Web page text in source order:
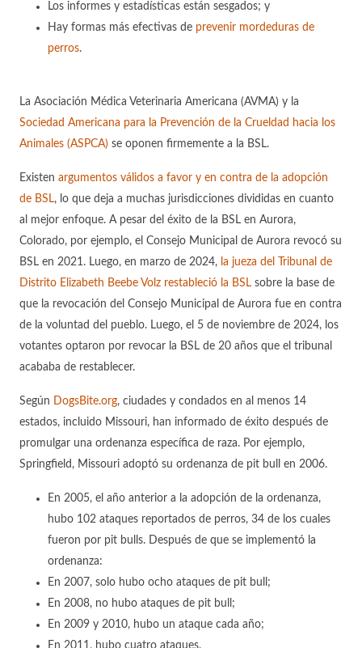
Los informes y estadísticas están sesgados; y
Hay formas más efectivas de prevenir mordeduras de
perros.
La Asociación Médica Veterinaria Americana (AVMA) y la
Sociedad Americana para la Prevención de la Crueldad hacia los
Animales (ASPCA) se oponen firmemente a la BSL.
Existen argumentos válidos a favor y en contra de la adopción
de BSL, lo que deja a muchas jurisdicciones divididas en cuanto
al mejor enfoque. A pesar del éxito de la BSL en Aurora,
Colorado, por ejemplo, el Consejo Municipal de Aurora revocó su
BSL en 2021. Luego, en marzo de 2024, la jueza del Tribunal de
Distrito Elizabeth Beebe Volz restableció la BSL sobre la base de
que la revocación del Consejo Municipal de Aurora fue en contra
de la voluntad del pueblo. Luego, el 5 de noviembre de 2024, los
votantes optaron por revocar la BSL de 20 años que el tribunal
acababa de restablecer.
Según DogsBite.org, ciudades y condados en al menos 14
estados, incluido Missouri, han informado de éxito después de
promulgar una ordenanza específica de raza. Por ejemplo,
Springfield, Missouri adoptó su ordenanza de pit bull en 2006.
En 2005, el año anterior a la adopción de la ordenanza,
hubo 102 ataques reportados de perros, 34 de los cuales
fueron por pit bulls. Después de que se implementó la
ordenanza:
En 2007, solo hubo ocho ataques de pit bull;
En 2008, no hubo ataques de pit bull;
En 2009 y 2010, hubo un ataque cada año;
En 2011, hubo cuatro ataques.